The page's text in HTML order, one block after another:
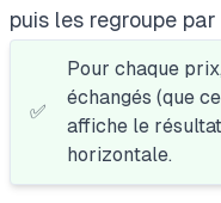
puis les regroupe
✅
Pour chaque
échangés (que
affiche le
horizontale.